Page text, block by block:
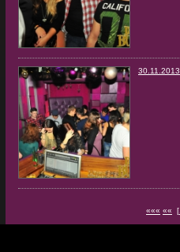
30.11.2013
««« «« [